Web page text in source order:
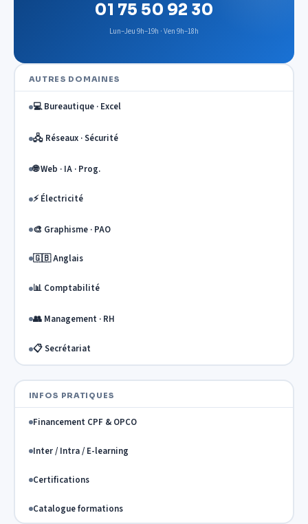
01 75 50 92 30
Lun–Jeu 9h–19h · Ven 9h–18h
AUTRES DOMAINES
💻 Bureautique · Excel
🖧 Réseaux · Sécurité
🌐 Web · IA · Prog.
⚡ Électricité
🎨 Graphisme · PAO
🇬🇧 Anglais
📊 Comptabilité
👥 Management · RH
📋 Secrétariat
INFOS PRATIQUES
Financement CPF & OPCO
Inter / Intra / E-learning
Certifications
Catalogue formations